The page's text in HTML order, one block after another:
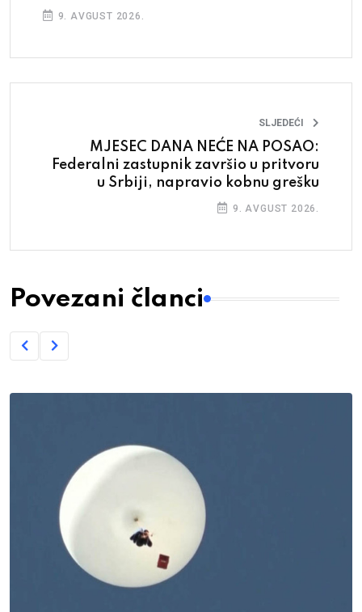
9. AVGUST 2026.
SLJEDEĆI
MJESEC DANA NEĆE NA POSAO:
Federalni zastupnik završio u pritvoru
u Srbiji, napravio kobnu grešku
9. AVGUST 2026.
Povezani članci